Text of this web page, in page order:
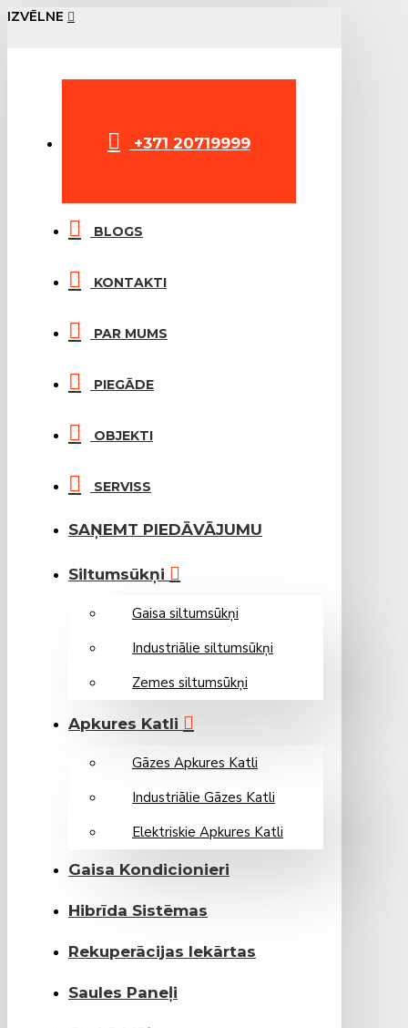
IZVĒLNE
+371 20719999
BLOGS
KONTAKTI
PAR MUMS
PIEGĀDE
OBJEKTI
SERVISS
SAŅEMT PIEDĀVĀJUMU
Siltumsūkņi
Gaisa siltumsūkņi
Industriālie siltumsūkņi
Zemes siltumsūkņi
Apkures Katli
Gāzes Apkures Katli
Industriālie Gāzes Katli
Elektriskie Apkures Katli
Gaisa Kondicionieri
Hibrīda Sistēmas
Rekuperācijas Iekārtas
Saules Paneļi